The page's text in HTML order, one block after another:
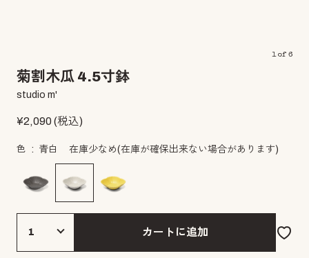
1of 6
菊割木瓜 4.5寸鉢
studio m'
¥2,090(税込)
色 青白 在庫少なめ(在庫が確保出来ない場合があります)
カートに追加